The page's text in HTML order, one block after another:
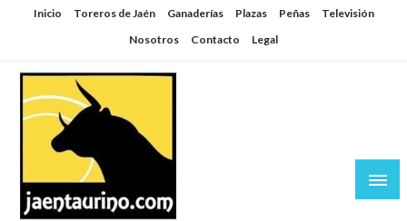
SaltarInicio Toreros de Jaén Ganaderías Plazas Peñas
Televisión
Nosotros
Contacto Legal